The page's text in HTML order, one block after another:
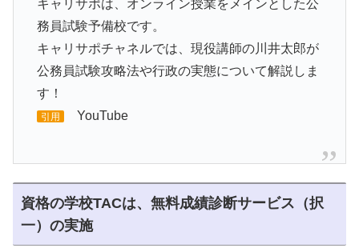
キャリサポは、オンライン授業をメインとした公
務員試験予備校です。
キャリサポチャネルでは、現役講師の川井太郎が
公務員試験攻略法や行政の実態について解説しま
す！
引用 YouTube
資格の学校TACは、無料成績診断サービス（択
一）の実施